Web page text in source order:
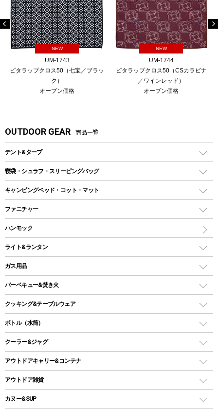
NEW
UM-1743
ピタラップクロス50（七宝／ブラッ
ク）
オープン価格
NEW
UM-1744
ピタラップクロス50（CSカラビナ
／ワインレッド）
オープン価格
OUTDOOR GEAR 商品一覧
テント&タープ
テント
ツールームテント
ワンポールテント
シェルターテント
ロッジ型・オリジナルテント
タープ
スクエアタープ（レクタタープ）
メッシュタープ
自立式タープ
パラソル
テントアクセサリー
ペグ
寝袋・シュラフ・スリーピングバッグ
レクタングラー型（封筒型）シュラフ
インナーシュラフ
キャンピングベッド・コット・マット
キャンピングベッド・コット
インフレータブルマット
ファニチャー
アウトドアテーブル
レジャーシート
ハンモック
ライト&ランタン
LEDランタン
ガスランタン
オイルランタン
LEDライト
ヘッドライト
キャンドル
ガス用品
ガスバーナー
ガス缶
ガストーチ、ライター
バーベキュー&焚き火
バーベキューコンロ、グリル
焚き火台タイプ（ロースタイル）グリル
卓上タイプグリル
パーティータイプグリル
鉄板、アミ
クッキング&テーブルウェア
ダッチオーブン
ホットサンドメーカー
クッカーセット
シェラカップ
ボトル（水筒）
ステンレスボトル
コップ付きタイプ
ワンタッチタイプ
プラスチックボトル
クーラー&ジャグ
クーラーボックス
クーラーバッグ
ウォータージャグ
アウトドアキャリー&コンテナ
アウトドアキャリー
アウトドア雑貨
バックパック&バッグ
カヌー&SUP